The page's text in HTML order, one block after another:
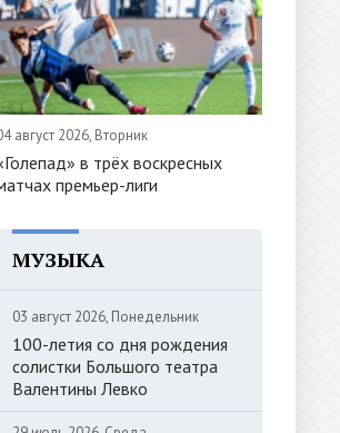
август 2026, Вторник
в трёх воскресных
премьер-лиги
МУЗЫКА
03 август 2026, Понедельник
100-летия со дня рождения
солистки Большого театра
Валентины Левко